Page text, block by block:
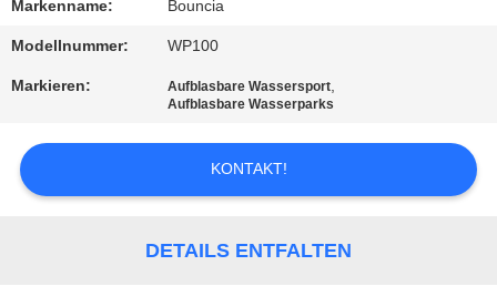
SIE
MIT
UNS
VERBINDUNG
Markenname: Bouncia
Modellnummer: WP100
Markieren: Aufblasbare Wassersport,
Aufblasbare Wasserparks
KONTAKT!
DETAILS ENTFALTEN